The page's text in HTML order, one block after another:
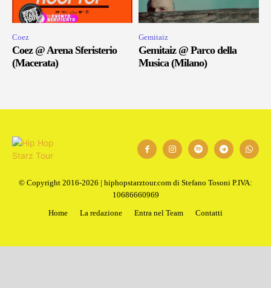
Coez
Coez @ Arena Sferisterio
(Macerata)
Gemitaiz
Gemitaiz @ Parco della
Musica (Milano)
© Copyright 2016-2026 | hiphopstarztour.com di Stefano Tosoni P.IVA:
10686660969
Home
La redazione Entra nel Team Contatti